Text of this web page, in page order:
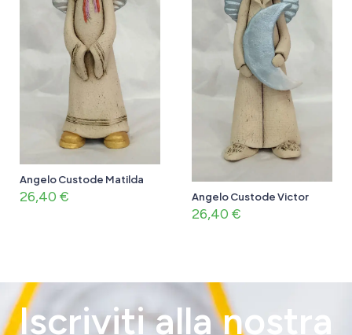
Angelo Custode Matilda
26,40 € Angelo Custode Victor
26,40 €
Iscriviti alla nostra